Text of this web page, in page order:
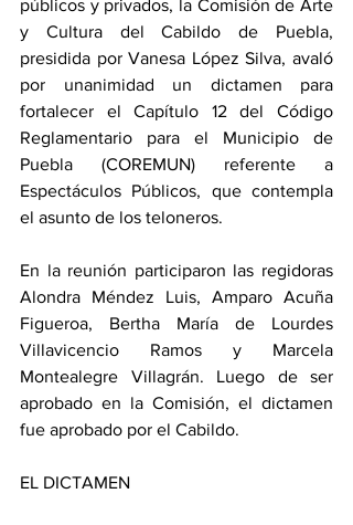
públicos y privados, la Comisión de Arte
y Cultura del Cabildo de Puebla,
presidida por Vanesa López Silva, avaló
por unanimidad un dictamen para
fortalecer el Capítulo 12 del Código
Reglamentario para el Municipio de
Puebla (COREMUN) referente a
Espectáculos Públicos, que contempla
el asunto de los teloneros.
En la reunión participaron las regidoras
Alondra Méndez Luis, Amparo Acuña
Figueroa, Bertha María de Lourdes
Villavicencio Ramos y Marcela
Montealegre Villagrán. Luego de ser
aprobado en la Comisión, el dictamen
fue aprobado por el Cabildo.
EL DICTAMEN